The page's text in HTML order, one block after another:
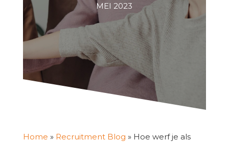
MEI 2023
Home » Recruitment Blog » Hoe werf je als